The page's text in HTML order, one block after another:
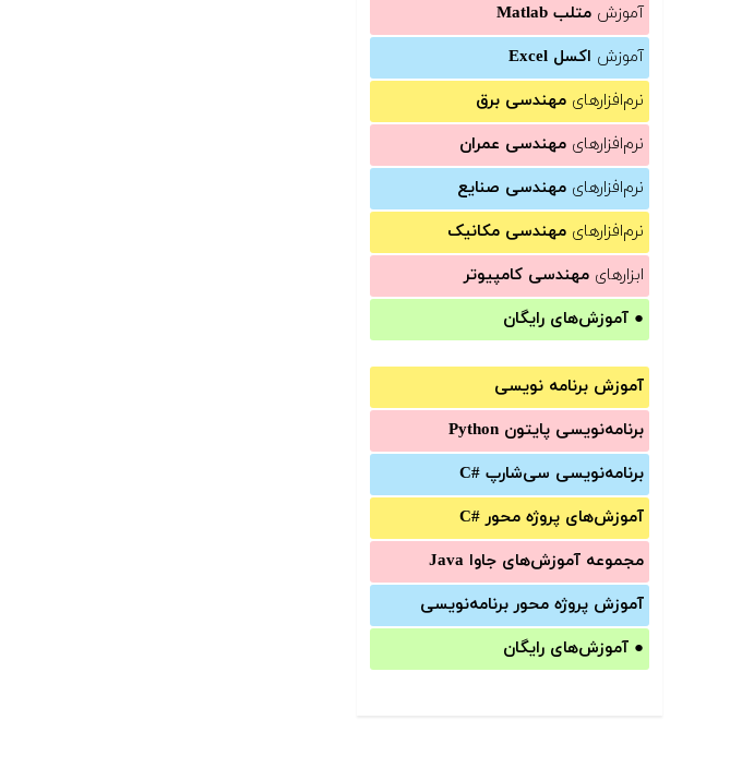
آموزش متلب Matlab
آموزش اکسل Excel
نرم‌افزارهای مهندسی برق
نرم‌افزارهای مهندسی عمران
نرم‌افزارهای مهندسی صنایع
نرم‌افزارهای مهندسی مکانیک
ابزارهای مهندسی کامپیوتر
● آموزش‌های رایگان
آموزش برنامه نویسی
برنامه‌نویسی پایتون Python
برنامه‌‌نویسی سی‌شارپ C#‎
آموزش‌های پروژه محور #C
مجموعه آموزش‌های جاوا Java
آموزش‌ پروژه محور برنامه‌نویسی
● آموزش‌های رایگان